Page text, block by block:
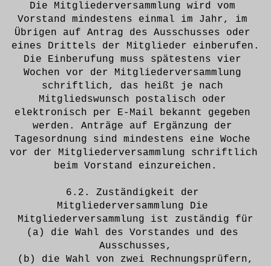
Die Mitgliederversammlung wird vom
Vorstand mindestens einmal im Jahr, im
Übrigen auf Antrag des Ausschusses oder
eines Drittels der Mitglieder einberufen.
Die Einberufung muss spätestens vier
Wochen vor der Mitgliederversammlung
schriftlich, das heißt je nach
Mitgliedswunsch postalisch oder
elektronisch per E-Mail bekannt gegeben
werden. Anträge auf Ergänzung der
Tagesordnung sind mindestens eine Woche
vor der Mitgliederversammlung schriftlich
beim Vorstand einzureichen.
6.2. Zuständigkeit der
Mitgliederversammlung Die
Mitgliederversammlung ist zuständig für
(a) die Wahl des Vorstandes und des
Ausschusses,
(b) die Wahl von zwei Rechnungsprüfern,